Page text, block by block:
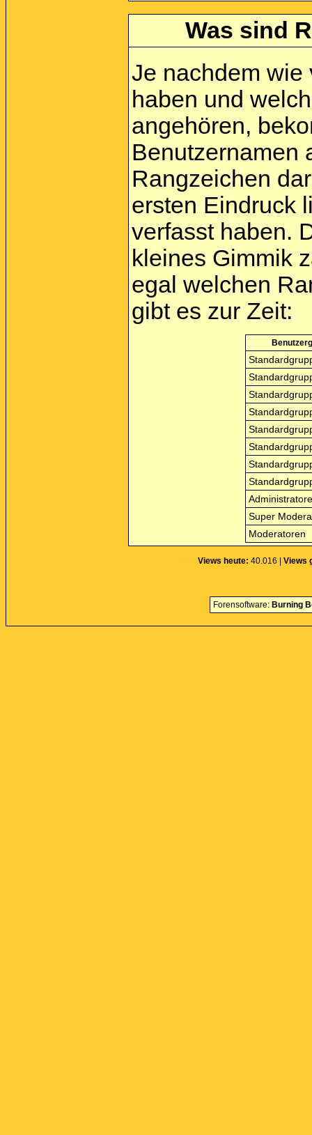
Was sind
Je nachdem wie
haben und
angehören,
Benutzernamen
Rangzeichen
ersten Eindruck
verfasst haben.
kleines Gimmik
egal welchen
gibt es zur Zeit:
Super
Moderatoren
Views heute: 40.016 | Views
Forensoftware: Burning